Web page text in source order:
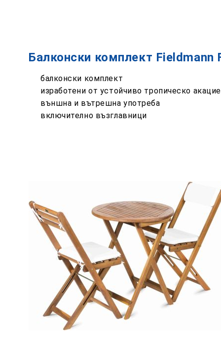
Балконски комплект Fieldmann
балконски комплект
изработени от устойчиво тропическо
външна и вътрешна употреба
включително възглавници